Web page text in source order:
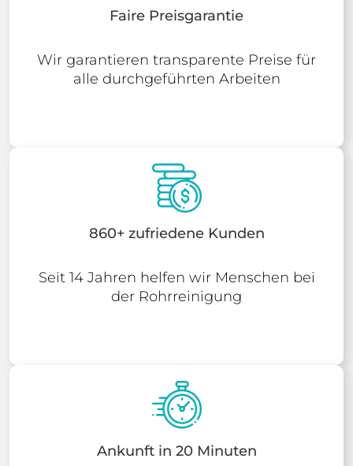
Faire Preisgarantie
Wir garantieren transparente Preise für
alle durchgeführten Arbeiten
860+ zufriedene Kunden
Seit 14 Jahren helfen wir Menschen bei
der Rohrreinigung
Ankunft in 20 Minuten